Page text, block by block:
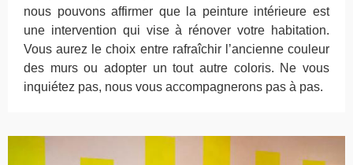
nous pouvons affirmer que la peinture intérieure est
une intervention qui vise à rénover votre habitation.
Vous aurez le choix entre rafraîchir l’ancienne couleur
des murs ou adopter un tout autre coloris. Ne vous
inquiétez pas, nous vous accompagnerons pas à pas.